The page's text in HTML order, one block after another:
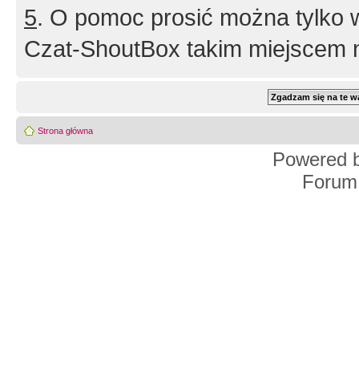
5. O pomoc prosić można tylko
Czat-ShoutBox takim miejscem
Strona główna
Powered